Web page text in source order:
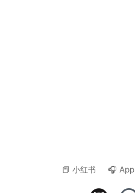
📕 小红书 🎧